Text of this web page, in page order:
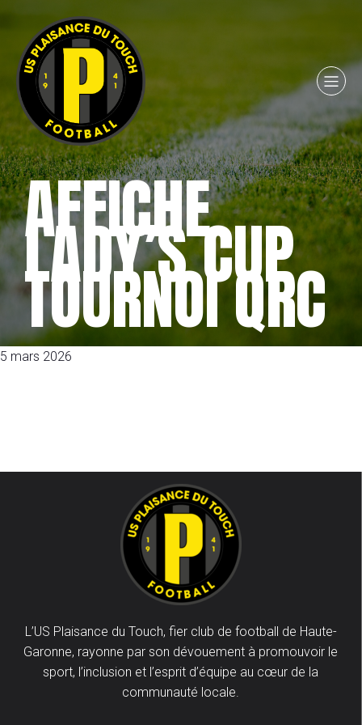
AFFICHE
LADY’S CUP
TOURNOI QRC
5 mars 2026
L’US Plaisance du Touch, fier club de football de Haute-
Garonne, rayonne par son dévouement à promouvoir le
sport, l’inclusion et l’esprit d’équipe au cœur de la
communauté locale.